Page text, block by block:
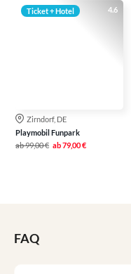
4.6
Ticket + Hotel
Zirndorf, DE
Playmobil Funpark
ab99,00 € ab79,00 €
FAQ